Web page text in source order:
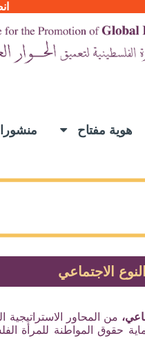
هوية مفتاح
الاجتماعي
من المحاور
حقوق المواطنة للمرأة